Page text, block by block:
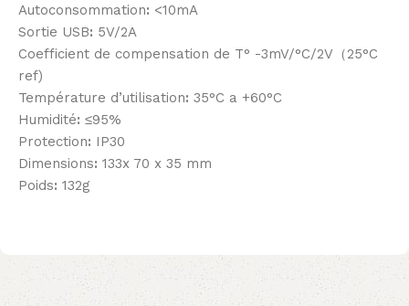
Autoconsommation: <10mA
Sortie USB: 5V/2A
Coefficient de compensation de T° -3mV/°C/2V（25°C
ref)
Température d’utilisation: 35°C a +60°C
Humidité: ≤95%
Protection: IP30
Dimensions: 133x 70 x 35 mm
Poids: 132g